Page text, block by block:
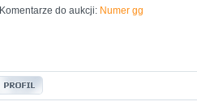
Komentarze do aukcji: Numer gg